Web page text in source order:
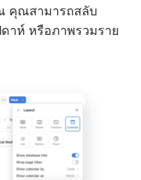
คุณสามารถสลับ
าห์ หรือภาพรวมราย